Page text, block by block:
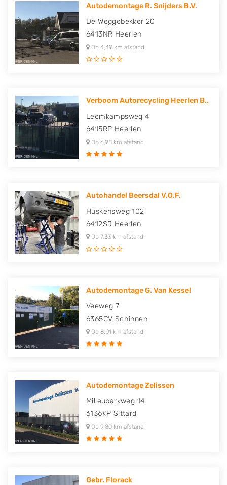
Autodemontage R. Snijders B.V.
De Weggebekker 20
6413NR Heerlen
Op 4,49 km afstand
Verboom Autorecycling Heerlen B..
Leemkampsweg 4
6415RP Heerlen
Op 6,98 km afstand
Autohandel Beersdal V.O.F.
Huskensweg 102
6412SJ Heerlen
Op 7,33 km afstand
Autodemontage G. Van Kessel
Veeweg 7
6365CV Schinnen
Op 8,01 km afstand
Autodemontage Zelissen
Milieuparkweg 14
6136KP Sittard
Op 9,80 km afstand
Gebr. Florack